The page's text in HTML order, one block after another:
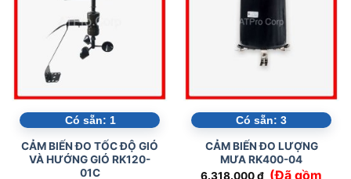
Có sẵn: 1
CẢM BIẾN ĐO TỐC ĐỘ GIÓ
VÀ HƯỚNG GIÓ RK120-
01C
Có sẵn: 3
CẢM BIẾN ĐO LƯỢNG
MƯA RK400-04
6.318.000₫ (Đã gồm